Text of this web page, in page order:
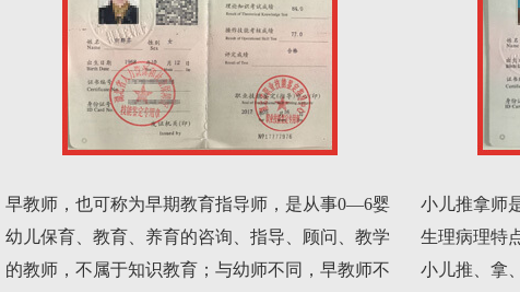
早教师，也可称为早期教育指导师，是从事0—6婴
幼儿保育、教育、养育的咨询、指导、顾问、教学
的教师，不属于知识教育；与幼师不同，早教师不
小儿推拿师
生理病理特
小儿推、拿